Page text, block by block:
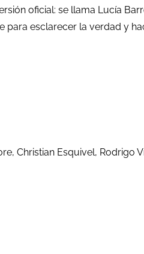
oficial: se llama Lucía
esclarecer la verdad y
Christian Esquivel, Rodrigo